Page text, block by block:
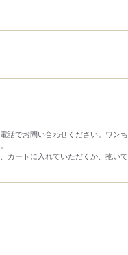
話でお問い合わせください。ワンち
カートに入れていただくか、抱いて